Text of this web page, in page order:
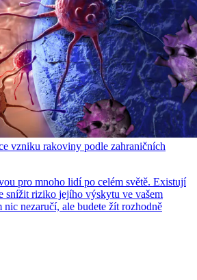
vzniku rakoviny podle zahraničních
pro mnoho lidí po celém světě. Existují
snížit riziko jejího výskytu ve vašem
nic nezaručí, ale budete žít rozhodně